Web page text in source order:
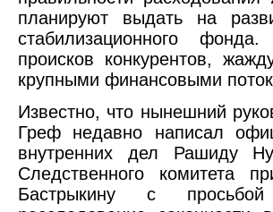
планируют выдать на
стабилизационного
происков конкурентов,
крупными финансовыми
Известно, что нынешний
Греф недавно написал
внутренних дел Рашиду
Следственного комитета
Бастрыкину с